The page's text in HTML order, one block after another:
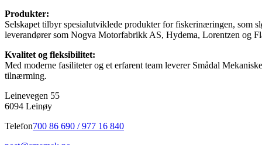
Produkter:
Selskapet tilbyr spesialutviklede produkter for fiskerinæringen, som
leverandører som Nogva Motorfabrikk AS, Hydema, Lorentzen og
Kvalitet og fleksibilitet:
Med moderne fasiliteter og et erfarent team leverer Smådal
tilnærming.
Leinevegen 55
6094 Leinøy
Telefon700 86 690 / 977 16 840